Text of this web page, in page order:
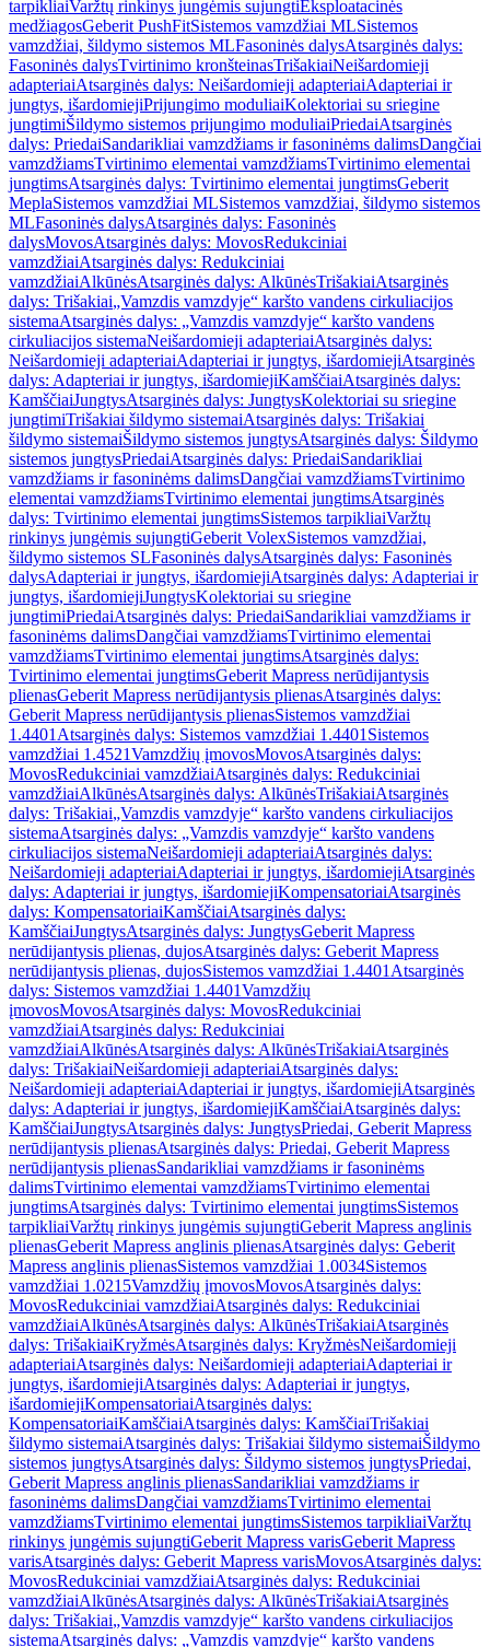
tarpikliaiVaržtų rinkinys jungėmis sujungtiEksploatacinės
medžiagosGeberit PushFitSistemos vamzdžiai MLSistemos
vamzdžiai, šildymo sistemos MLFasoninės dalysAtsarginės dalys:
Fasoninės dalysTvirtinimo kronšteinasTrišakiaiNeišardomieji
adapteriaiAtsarginės dalys: Neišardomieji adapteriaiAdapteriai ir
jungtys, išardomiejiPrijungimo moduliaiKolektoriai su sriegine
jungtimiŠildymo sistemos prijungimo moduliaiPriedaiAtsarginės
dalys: PriedaiSandarikliai vamzdžiams ir fasoninėms dalimsDangčiai
vamzdžiamsTvirtinimo elementai vamzdžiamsTvirtinimo elementai
jungtimsAtsarginės dalys: Tvirtinimo elementai jungtimsGeberit
MeplaSistemos vamzdžiai MLSistemos vamzdžiai, šildymo sistemos
MLFasoninės dalysAtsarginės dalys: Fasoninės
dalysMovosAtsarginės dalys: MovosRedukciniai
vamzdžiaiAtsarginės dalys: Redukciniai
vamzdžiaiAlkūnėsAtsarginės dalys: AlkūnėsTrišakiaiAtsarginės
dalys: Trišakiai„Vamzdis vamzdyje“ karšto vandens cirkuliacijos
sistemaAtsarginės dalys: „Vamzdis vamzdyje“ karšto vandens
cirkuliacijos sistemaNeišardomieji adapteriaiAtsarginės dalys:
Neišardomieji adapteriaiAdapteriai ir jungtys, išardomiejiAtsarginės
dalys: Adapteriai ir jungtys, išardomiejiKamščiaiAtsarginės dalys:
KamščiaiJungtysAtsarginės dalys: JungtysKolektoriai su sriegine
jungtimiTrišakiai šildymo sistemaiAtsarginės dalys: Trišakiai
šildymo sistemaiŠildymo sistemos jungtysAtsarginės dalys: Šildymo
sistemos jungtysPriedaiAtsarginės dalys: PriedaiSandarikliai
vamzdžiams ir fasoninėms dalimsDangčiai vamzdžiamsTvirtinimo
elementai vamzdžiamsTvirtinimo elementai jungtimsAtsarginės
dalys: Tvirtinimo elementai jungtimsSistemos tarpikliaiVaržtų
rinkinys jungėmis sujungtiGeberit VolexSistemos vamzdžiai,
šildymo sistemos SLFasoninės dalysAtsarginės dalys: Fasoninės
dalysAdapteriai ir jungtys, išardomiejiAtsarginės dalys: Adapteriai ir
jungtys, išardomiejiJungtysKolektoriai su sriegine
jungtimiPriedaiAtsarginės dalys: PriedaiSandarikliai vamzdžiams ir
fasoninėms dalimsDangčiai vamzdžiamsTvirtinimo elementai
vamzdžiamsTvirtinimo elementai jungtimsAtsarginės dalys:
Tvirtinimo elementai jungtimsGeberit Mapress nerūdijantysis
plienasGeberit Mapress nerūdijantysis plienasAtsarginės dalys:
Geberit Mapress nerūdijantysis plienasSistemos vamzdžiai
1.4401 Atsarginės dalys: Sistemos vamzdžiai 1.4401 Sistemos
vamzdžiai 1.4521Vamzdžių įmovosMovosAtsarginės dalys:
MovosRedukciniai vamzdžiaiAtsarginės dalys: Redukciniai
vamzdžiaiAlkūnėsAtsarginės dalys: AlkūnėsTrišakiaiAtsarginės
dalys: Trišakiai„Vamzdis vamzdyje“ karšto vandens cirkuliacijos
sistemaAtsarginės dalys: „Vamzdis vamzdyje“ karšto vandens
cirkuliacijos sistemaNeišardomieji adapteriaiAtsarginės dalys:
Neišardomieji adapteriaiAdapteriai ir jungtys, išardomiejiAtsarginės
dalys: Adapteriai ir jungtys, išardomiejiKompensatoriaiAtsarginės
dalys: KompensatoriaiKamščiaiAtsarginės dalys:
KamščiaiJungtysAtsarginės dalys: JungtysGeberit Mapress
nerūdijantysis plienas, dujosAtsarginės dalys: Geberit Mapress
nerūdijantysis plienas, dujosSistemos vamzdžiai 1.4401 Atsarginės
dalys: Sistemos vamzdžiai 1.4401Vamzdžių
įmovosMovosAtsarginės dalys: MovosRedukciniai
vamzdžiaiAtsarginės dalys: Redukciniai
vamzdžiaiAlkūnėsAtsarginės dalys: AlkūnėsTrišakiaiAtsarginės
dalys: TrišakiaiNeišardomieji adapteriaiAtsarginės dalys:
Neišardomieji adapteriaiAdapteriai ir jungtys, išardomiejiAtsarginės
dalys: Adapteriai ir jungtys, išardomiejiKamščiaiAtsarginės dalys:
KamščiaiJungtysAtsarginės dalys: JungtysPriedai, Geberit Mapress
nerūdijantysis plienasAtsarginės dalys: Priedai, Geberit Mapress
nerūdijantysis plienasSandarikliai vamzdžiams ir fasoninėms
dalimsTvirtinimo elementai vamzdžiamsTvirtinimo elementai
jungtimsAtsarginės dalys: Tvirtinimo elementai jungtimsSistemos
tarpikliaiVaržtų rinkinys jungėmis sujungtiGeberit Mapress anglinis
plienasGeberit Mapress anglinis plienasAtsarginės dalys: Geberit
Mapress anglinis plienasSistemos vamzdžiai 1.0034Sistemos
vamzdžiai 1.0215Vamzdžių įmovosMovosAtsarginės dalys:
MovosRedukciniai vamzdžiaiAtsarginės dalys: Redukciniai
vamzdžiaiAlkūnėsAtsarginės dalys: AlkūnėsTrišakiaiAtsarginės
dalys: TrišakiaiKryžmėsAtsarginės dalys: KryžmėsNeišardomieji
adapteriaiAtsarginės dalys: Neišardomieji adapteriaiAdapteriai ir
jungtys, išardomiejiAtsarginės dalys: Adapteriai ir jungtys,
išardomiejiKompensatoriaiAtsarginės dalys:
KompensatoriaiKamščiaiAtsarginės dalys: KamščiaiTrišakiai
šildymo sistemaiAtsarginės dalys: Trišakiai šildymo sistemaiŠildymo
sistemos jungtysAtsarginės dalys: Šildymo sistemos jungtysPriedai,
Geberit Mapress anglinis plienasSandarikliai vamzdžiams ir
fasoninėms dalimsDangčiai vamzdžiamsTvirtinimo elementai
vamzdžiamsTvirtinimo elementai jungtimsSistemos tarpikliaiVaržtų
rinkinys jungėmis sujungtiGeberit Mapress varisGeberit Mapress
varisAtsarginės dalys: Geberit Mapress varisMovosAtsarginės dalys:
MovosRedukciniai vamzdžiaiAtsarginės dalys: Redukciniai
vamzdžiaiAlkūnėsAtsarginės dalys: AlkūnėsTrišakiaiAtsarginės
dalys: Trišakiai„Vamzdis vamzdyje“ karšto vandens cirkuliacijos
sistemaAtsarginės dalys: „Vamzdis vamzdyje“ karšto vandens